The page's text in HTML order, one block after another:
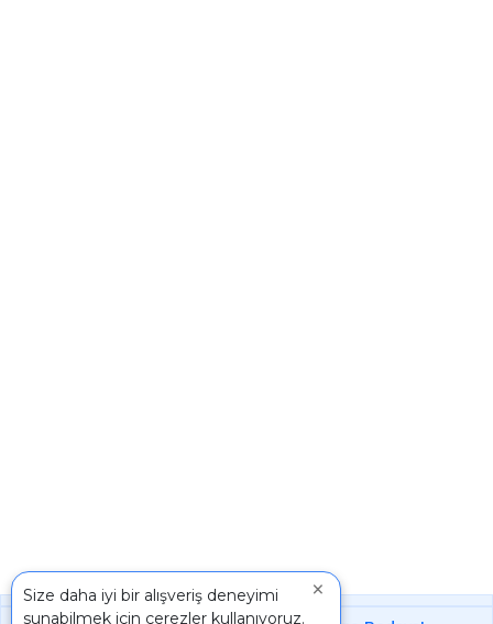
×
Size daha iyi bir alışveriş deneyimi
sunabilmek için çerezler kullanıyoruz.